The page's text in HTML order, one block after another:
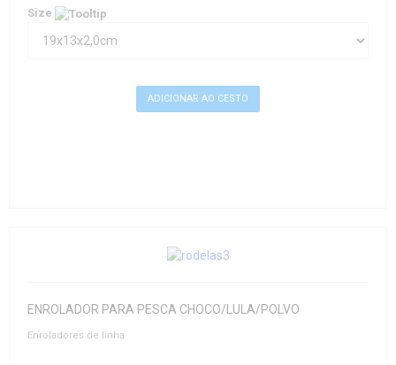
Size
ENROLADOR PARA PESCA CHOCO/LULA/POLVO
Enroladores de linha